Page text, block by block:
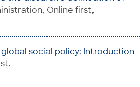
Online first,
social policy: Introduction